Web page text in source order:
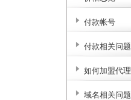
付款帐号
付款相关问题
如何加盟代理
域名相关问题